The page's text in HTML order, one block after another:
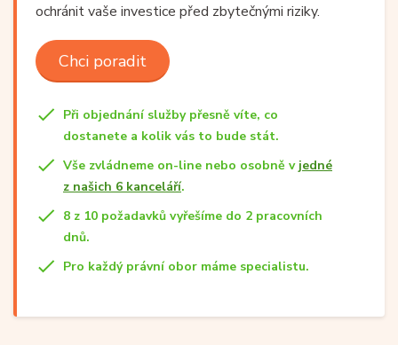
ochránit vaše investice před zbytečnými riziky.
Chci poradit
Při objednání služby přesně víte, co
dostanete a kolik vás to bude stát.
Vše zvládneme on-line nebo osobně v jedné
z našich 6 kanceláří.
8 z 10 požadavků vyřešíme do 2 pracovních
dnů.
Pro každý právní obor máme specialistu.